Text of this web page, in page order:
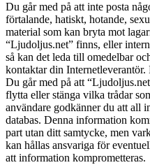
Du går med på att inte posta
förtalande, hatiskt, hotande,
material som kan bryta mot
“Ljudoljus.net” finns, eller
så kan det leda till omedelbar
kontaktar din Internetleverantör.
Du går med på att
flytta eller stänga vilka trådar
användare godkänner du att all
databas. Denna information
part utan ditt samtycke, men
kan hållas ansvariga för
att information komprometteras.